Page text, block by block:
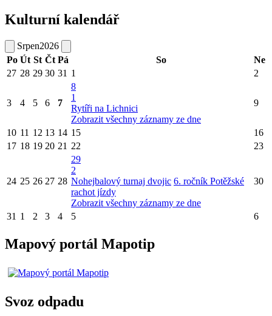
Kulturní kalendář
Srpen2026
Po Út St Čt Pá So
Ne
27 28 29 30 31 1 2
3 4 5 6 7
8
1
Rytíři na Lichnici
Zobrazit všechny záznamy ze dne
9
10 11 12 13 14 15
16
17 18 19 20 21 22 23
24 25 26 27 28
29
2
Nohejbalový turnaj dvojic 6. ročník Potěžské
rachot jízdy
Zobrazit všechny záznamy ze dne
30
31 1 2 3 4 5 6
Mapový portál Mapotip
Svoz odpadu